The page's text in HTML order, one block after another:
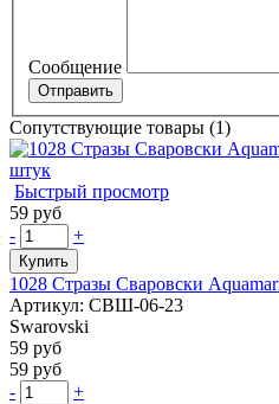
Сообщение
Сопутствующие товары (1)
Быстрый просмотр
59 руб
-
+
Купить
1028 Стразы Сваровски
Артикул: СВШ-06-23
Swarovski
59 руб
59 руб
-
+